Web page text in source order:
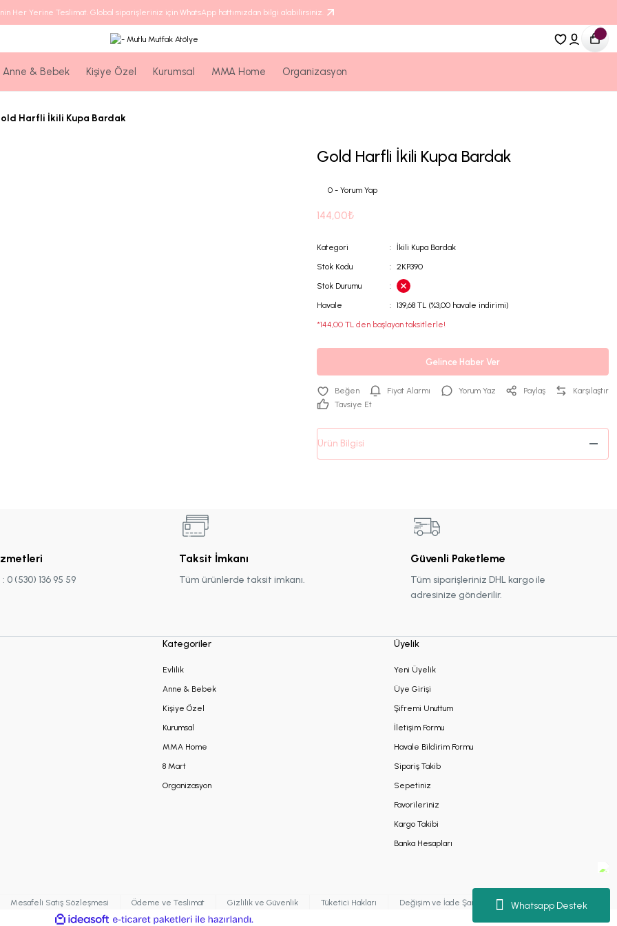
Her Yerine Teslimat. Global siparişleriniz için WhatsApp hattımızdan bilgi alabilirsiniz.
Whatsapp Destek
Anne & Bebek Kişiye Özel Kurumsal MMA Home Organizasyon
Harfli İkili Kupa Bardak
Gold Harfli İkili Kupa Bardak
0 - Yorum Yap
144,00₺
Kategori
İkili Kupa Bardak
Stok Kodu
2KP390
Stok Durumu
Havale
139,68 TL (%3,00 havale indirimi)
*144,00 TL den başlayan taksitlerle!
Gelince Haber Ver
Fiyat Alarmı Yorum Yaz Paylaş
Karşılaştır
Tavsiye Et
Ürün Bilgisi
0 (530) 136 95 59
Taksit İmkanı
Tüm ürünlerde taksit imkanı.
Güvenli Paketleme
Tüm siparişleriniz DHL kargo ile
adresinize gönderilir.
Kategoriler
Evlilik
Anne & Bebek
Kişiye Özel
Kurumsal
MMA Home
8 Mart
Organizasyon
Üyelik
Yeni Üyelik
Üye Girişi
Şifremi Unuttum
İletişim Formu
Havale Bildirim Formu
Sipariş Takib
Sepetiniz
Favorileriniz
Kargo Takibi
Banka Hesapları
Mesafeli Satış Sözleşmesi Ödeme ve Teslimat Gizlilik ve Güvenlik Tüketici Hakları Değişim ve İade Şartları Kişisel Verilerin Korunması
ideasoft e-